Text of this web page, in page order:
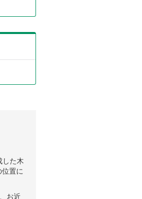
した木
置に
お近